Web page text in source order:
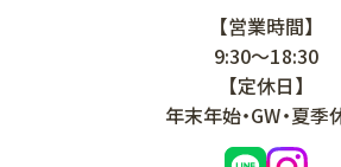
【営業時間】
9:30～18:30
【定休日】
年末年始・GW・夏季